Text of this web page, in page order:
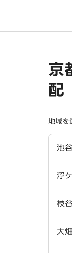
京
配
地域を
池谷
浮
枝谷
大畑